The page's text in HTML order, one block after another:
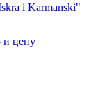
i Karmanski"
и цену